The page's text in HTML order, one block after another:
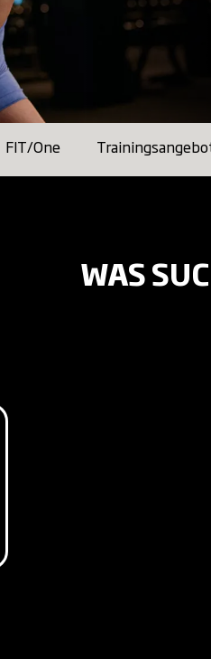
FIT/One
WAS
deine
zum Training mitbringen